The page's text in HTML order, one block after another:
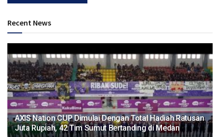
Recent News
AXIS Nation CUP Dimulai Dengan Total Hadiah Ratusan
Juta Rupiah, 42 Tim Sumut Bertanding di Medan